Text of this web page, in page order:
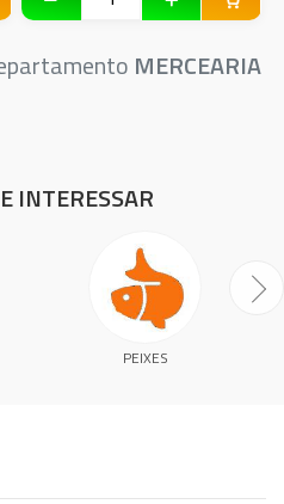
MERCEARIA
INTERESSAR
PEIXES